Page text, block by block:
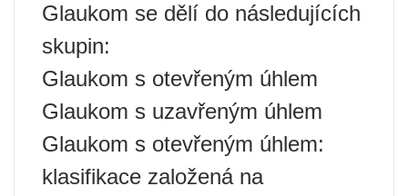
Glaukom se dělí do následujících
skupin:
Glaukom s otevřeným úhlem
Glaukom s uzavřeným úhlem
Glaukom s otevřeným úhlem:
klasifikace založená na